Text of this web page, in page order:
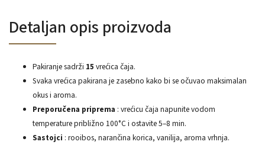
Detaljan opis proizvoda
Pakiranje sadrži 15 vrećica čaja.
Svaka vrećica pakirana je zasebno kako bi se očuvao maksimalan
okus i aroma.
Preporučena priprema : vrećicu čaja napunite vodom
temperature približno 100°C i ostavite 5–8 min.
Sastojci : rooibos, narančina korica, vanilija, aroma vrhnja.